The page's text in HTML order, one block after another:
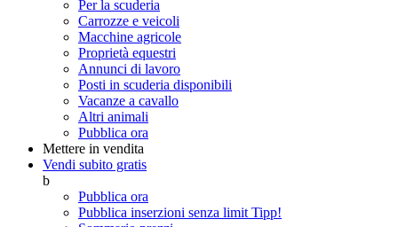
Per la scuderia
Carrozze e veicoli
Macchine agricole
Proprietà equestri
Annunci di lavoro
Posti in scuderia disponibili
Vacanze a cavallo
Altri animali
Pubblica ora
Mettere in vendita
Vendi subito gratis
b
Pubblica ora
Pubblica inserzioni senza limit Tipp!